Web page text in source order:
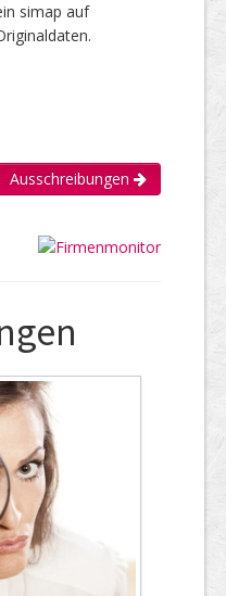
simap auf
Ausschreibungen